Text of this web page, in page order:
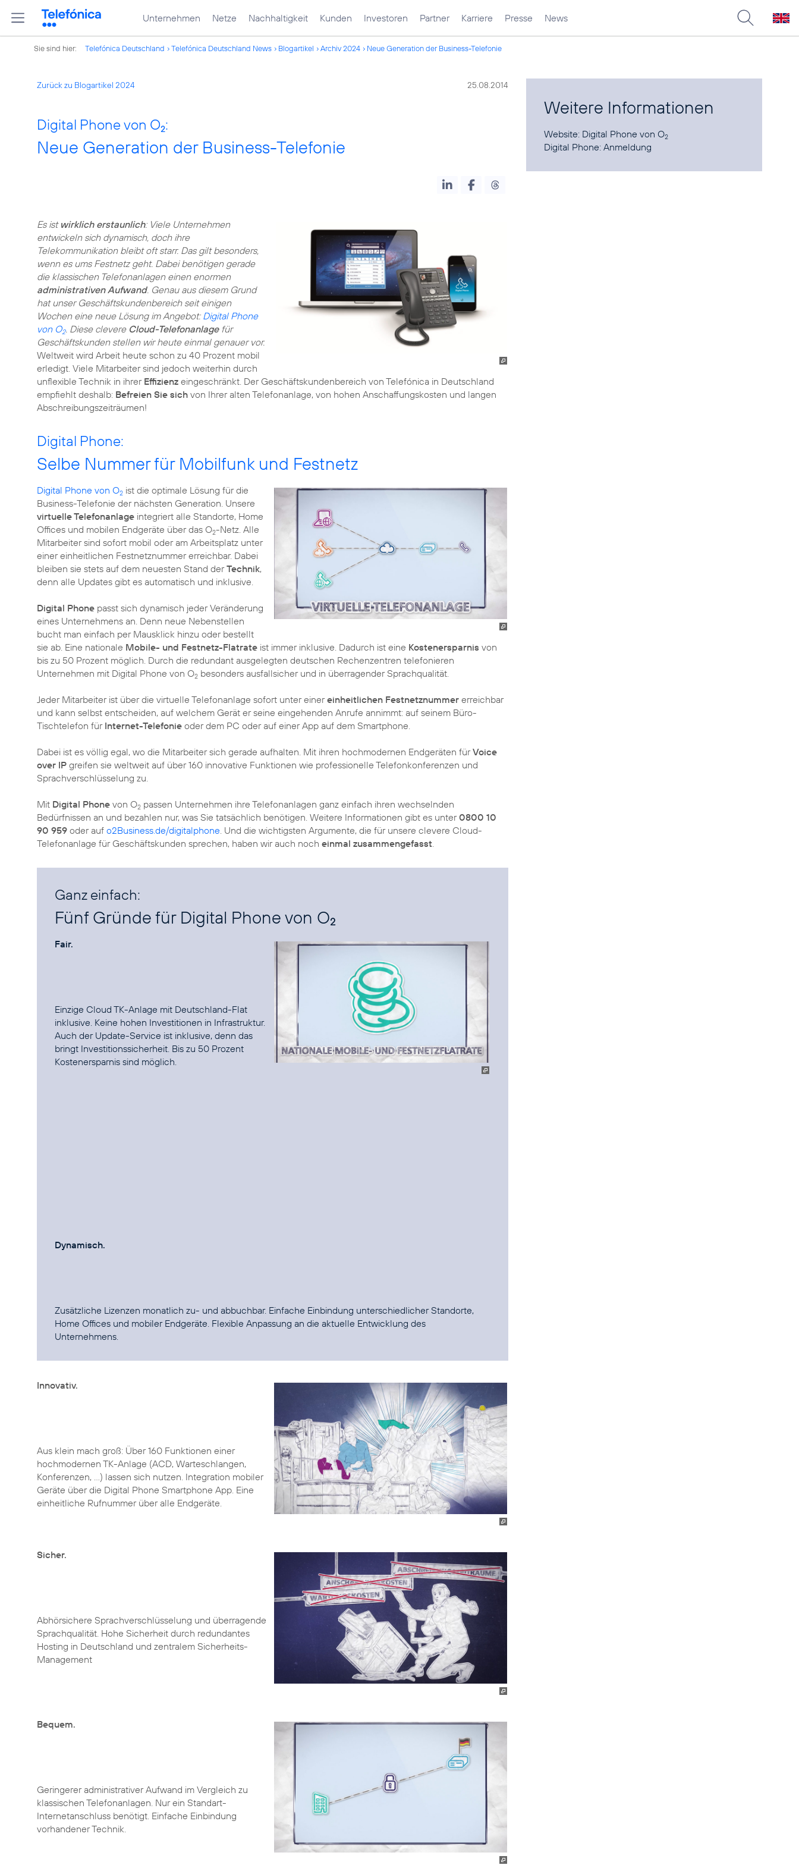
Unternehmen Netze Nachhaltigkeit Kunden Investoren Partner Karriere Presse News
Sie sind hier: Telefónica Deutschland Telefónica Deutschland News Blogartikel Archiv 2024 Neue Generation der Business-Telefonie
Zurück zu Blogartikel 2024 25.08.2014
Digital Phone von O2:
Neue Generation der Business-Telefonie
Es ist wirklich erstaunlich: Viele Unternehmen
entwickeln sich dynamisch, doch ihre
Telekommunikation bleibt oft starr. Das gilt besonders,
wenn es ums Festnetz geht. Dabei benötigen gerade
die klassischen Telefonanlagen einen enormen
administrativen Aufwand. Genau aus diesem Grund
hat unser Geschäftskundenbereich seit einigen
Wochen eine neue Lösung im Angebot: Digital Phone
von O2. Diese clevere Cloud-Telefonanlagefür
Geschäftskunden stellen wir heute einmal genauer vor.
Weltweit wird Arbeit heute schon zu 40 Prozent mobil
erledigt. Viele Mitarbeiter sind jedoch weiterhin durch
unflexible Technik in ihrer Effizienz eingeschränkt. Der Geschäftskundenbereich von Telefónica in Deutschland
empfiehlt deshalb: Befreien Sie sich von Ihrer alten Telefonanlage, von hohen Anschaffungskosten und langen
Abschreibungszeiträumen!
Digital Phone:
Selbe Nummer für Mobilfunk und Festnetz
Digital Phone von O2 ist die optimale Lösung für die
Business-Telefonie der nächsten Generation. Unsere
virtuelle Telefonanlage integriert alle Standorte, Home
Offices und mobilen Endgeräte über das O2-Netz. Alle
Mitarbeiter sind sofort mobil oder am Arbeitsplatz unter
einer einheitlichen Festnetznummer erreichbar. Dabei
bleiben sie stets auf dem neuesten Stand derTechnik,
denn alle Updates gibt es automatisch und inklusive.
Digital Phone passt sich dynamisch jeder Veränderung
eines Unternehmens an. Denn neue Nebenstellen
bucht man einfach per Mausklick hinzu oder bestellt
sie ab. Eine nationale Mobile- und Festnetz-Flatrate ist immer inklusive. Dadurch ist eine Kostenersparnis von
bis zu 50 Prozent möglich. Durch die redundant ausgelegten deutschen Rechenzentren telefonieren
Unternehmen mit Digital Phone von O2 besonders ausfallsicher und in überragender Sprachqualität.
Jeder Mitarbeiter ist über die virtuelle Telefonanlage sofort unter einereinheitlichen Festnetznummer erreichbar
und kann selbst entscheiden, auf welchem Gerät er seine eingehenden Anrufe annimmt: auf seinem Büro-
Tischtelefon für Internet-Telefonie oder dem PC oder auf einer App auf dem Smartphone.
Dabei ist es völlig egal, wo die Mitarbeiter sich gerade aufhalten. Mit ihren hochmodernen Endgeräten fürVoice
over IP greifen sie weltweit auf über 160 innovative Funktionen wie professionelle Telefonkonferenzen und
Sprachverschlüsselung zu.
Mit Digital Phone von O2 passen Unternehmen ihre Telefonanlagen ganz einfach ihren wechselnden
Bedürfnissen an und bezahlen nur, was Sie tatsächlich benötigen. Weitere Informationen gibt es unter0800 10
90 959 oder auf o2Business.de/digitalphone. Und die wichtigsten Argumente, die für unsere clevere Cloud-
Telefonanlage für Geschäftskunden sprechen, haben wir auch noch einmal zusammengefasst.
Ganz einfach:
Fünf Gründe für Digital Phone von O2
Fair.
Einzige Cloud TK-Anlage mit Deutschland-Flat
inklusive. Keine hohen Investitionen in Infrastruktur.
Auch der Update-Service ist inklusive, denn das
bringt Investitionssicherheit. Bis zu 50 Prozent
Kostenersparnis sind möglich.
Dynamisch.
Zusätzliche Lizenzen monatlich zu- und abbuchbar. Einfache Einbindung unterschiedlicher Standorte,
Home Offices und mobiler Endgeräte. Flexible Anpassung an die aktuelle Entwicklung des
Unternehmens.
Innovativ.
Aus klein mach groß: Über 160 Funktionen einer
hochmodernen TK-Anlage (ACD, Warteschlangen,
Konferenzen, ...) lassen sich nutzen. Integration mobiler
Geräte über die Digital Phone Smartphone App. Eine
einheitliche Rufnummer über alle Endgeräte.
Sicher.
Abhörsichere Sprachverschlüsselung und überragende
Sprachqualität. Hohe Sicherheit durch redundantes
Hosting in Deutschland und zentralem Sicherheits-
Management
Bequem.
Geringerer administrativer Aufwand im Vergleich zu
klassischen Telefonanlagen. Nur ein Standart-
Internetanschluss benötigt. Einfache Einbindung
vorhandener Technik.
Weitere Informationen
Website: Digital Phone von O2
Digital Phone:Anmeldung